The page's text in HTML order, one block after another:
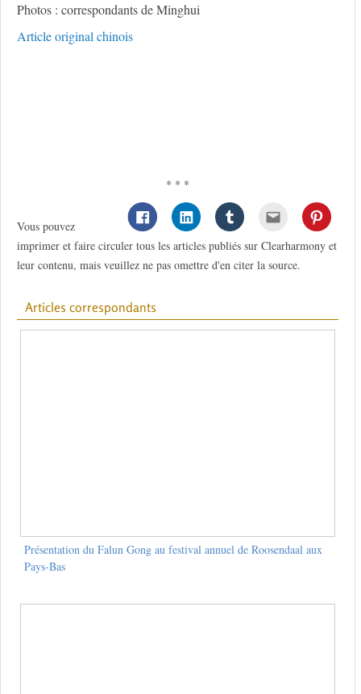
Photos : correspondants de Minghui
Article original chinois
* * *
Vous pouvez
imprimer et faire circuler tous les articles publiés sur Clearharmony et
leur contenu, mais veuillez ne pas omettre d'en citer la source.
Articles correspondants
Présentation du Falun Gong au festival annuel de Roosendaal aux
Pays-Bas